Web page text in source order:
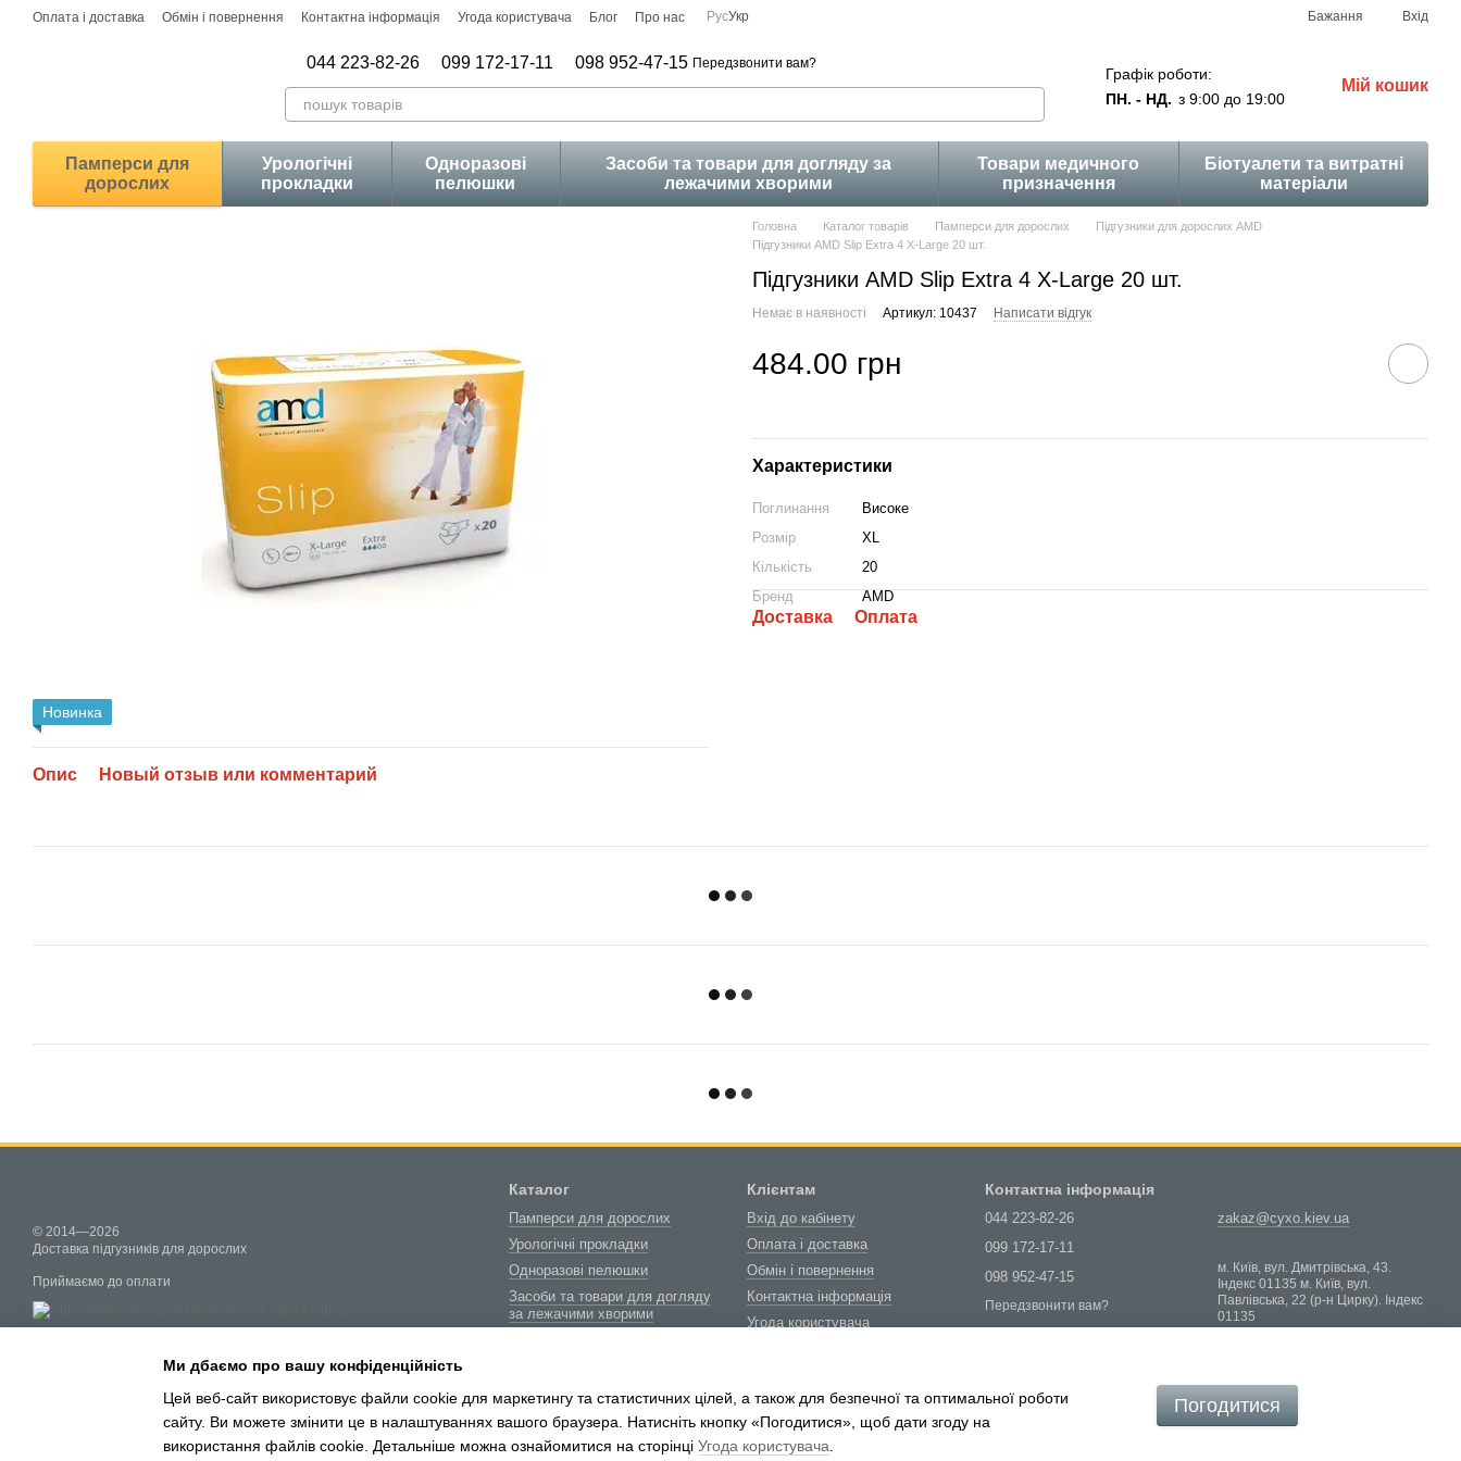
Перейти до основного контенту
Оплата і доставка Обмін і повернення Контактна інформація Угода користувача Блог Про нас РусУкр Бажання Вхід
044 223-82-26 099 172-17-11 098 952-47-15 Передзвонити вам?
Графік роботи:
ПН. - НД. з 9:00 до 19:00
Мій кошик
Памперси для
дорослих
Урологічні
прокладки
Одноразові
пелюшки
Засоби та товари для догляду за
лежачими хворими
Товари медичного
призначення
Біотуалети та витратні
матеріали
Новинка
Опис Новый отзыв или комментарий
Головна Каталог товарів Памперси для дорослих
Підгузники для дорослих AMD
Підгузники AMD Slip Extra 4 X-Large 20 шт.
Підгузники AMD Slip Extra 4 X-Large 20 шт.
Немає в наявності Артикул: 10437 Написати відгук
484.00 грн
Характеристики
Поглинання
Високе
Розмір
XL
Кількість
20
Бренд
AMD
Доставка Оплата
© 2014—2026
Доставка підгузників для дорослих
Приймаємо до оплати
Каталог
Памперси для дорослих
Урологічні прокладки
Одноразові пелюшки
Засоби та товари для догляду
за лежачими хворими
матеріали
Клієнтам
Вхід до кабінету
Оплата і доставка
Обмін і повернення
Контактна інформація
Угода користувача
Контактна інформація
044 223-82-26
099 172-17-11
098 952-47-15
Передзвонити вам?
zakaz@cyxo.kiev.ua
м. Київ, вул. Дмитрівська, 43.
Індекс 01135 м. Київ, вул.
Павлівська, 22 (р-н Цирку). Індекс
01135
Ми дбаємо про вашу конфіденційність
Цей веб-сайт використовує файли cookie для маркетингу та статистичних цілей, а також для безпечної та оптимальної роботи
сайту. Ви можете змінити це в налаштуваннях вашого браузера. Натисніть кнопку «Погодитися», щоб дати згоду на
використання файлів cookie. Детальніше можна ознайомитися на сторінці Угода користувача
Погодитися